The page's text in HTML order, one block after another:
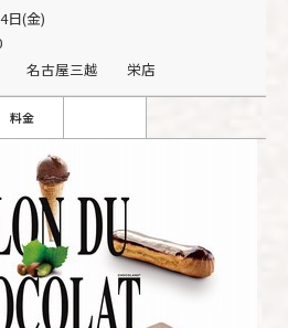
日(金)
名古屋三越 栄店
料金